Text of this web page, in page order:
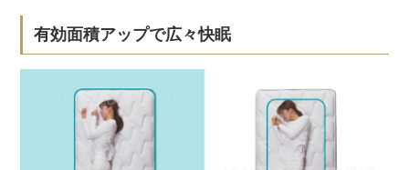
有効面積アップで広々快眠